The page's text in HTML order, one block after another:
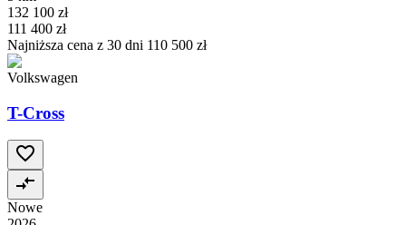
132 100 zł
111 400 zł
Najniższa cena z 30 dni 110 500 zł
Volkswagen
T-Cross
Nowe